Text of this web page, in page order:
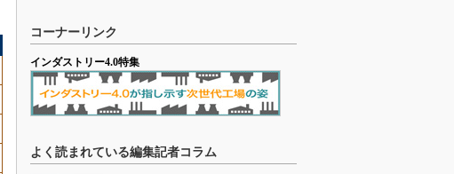
コーナーリンク
インダストリー4.0特集
よく読まれている編集記者コラム